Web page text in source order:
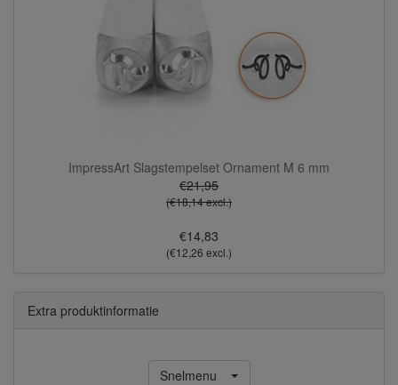
ImpressArt Slagstempelset Ornament M 6 mm
€21,95
(€18,14 excl.)
€14,83
(€12,26 excl.)
Extra produktinformatie
Snelmenu